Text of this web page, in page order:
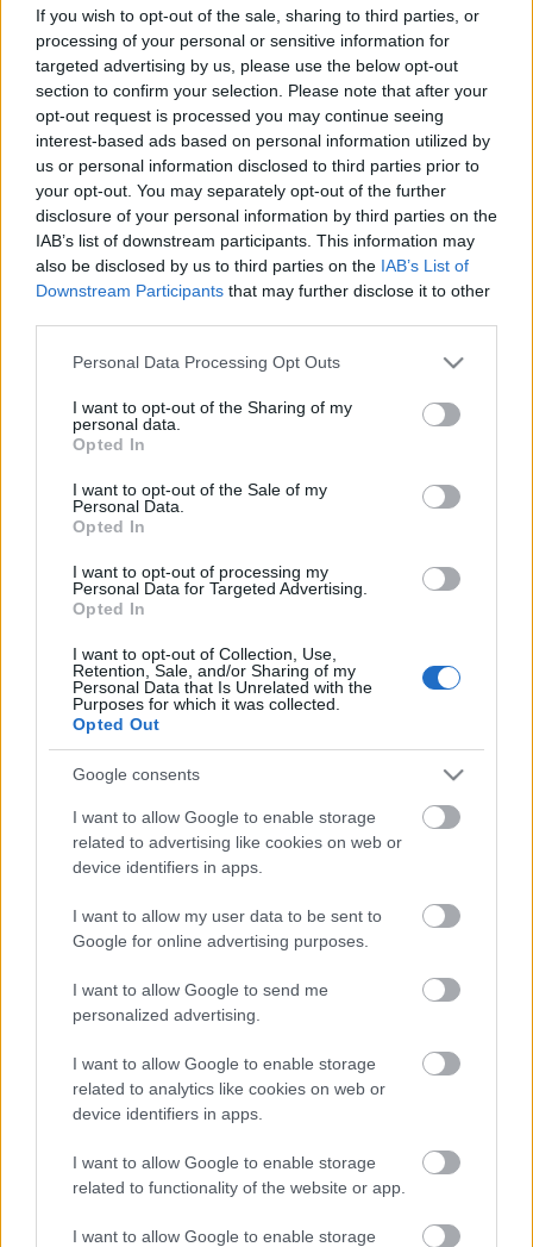
If you wish to opt-out of the sale, sharing to third parties, or
processing of your personal or sensitive information for
targeted advertising by us, please use the below opt-out
section to confirm your selection. Please note that after your
opt-out request is processed you may continue seeing
interest-based ads based on personal information utilized by
us or personal information disclosed to third parties prior to
your opt-out. You may separately opt-out of the further
disclosure of your personal information by third parties on the
IAB’s list of downstream participants. This information may
also be disclosed by us to third parties on the IAB’s List of
Downstream Participants that may further disclose it to other
Please note that this website/app uses one or more Google
not limited to your visit or usage behaviour. You may click to
grant or deny consent to Google and its third-party tags to
use your data for below specified purposes in below Google
consent section.
Personal Data Processing Opt Outs
I want to opt-out of the Sharing of my
personal data.
Opted In
I want to opt-out of the Sale of my
Personal Data.
Opted In
I want to opt-out of processing my
Personal Data for Targeted Advertising.
Opted In
I want to opt-out of Collection, Use,
Retention, Sale, and/or Sharing of my
Personal Data that Is Unrelated with the
Purposes for which it was collected.
Opted Out
Google consents
I want to allow Google to enable storage
related to advertising like cookies on web or
device identifiers in apps.
I want to allow my user data to be sent to
Google for online advertising purposes.
I want to allow Google to send me
personalized advertising.
I want to allow Google to enable storage
related to analytics like cookies on web or
device identifiers in apps.
I want to allow Google to enable storage
related to functionality of the website or app.
I want to allow Google to enable storage
Decanter World Wine Awards 2010
Octopus•2010. május 24.
Az International Wine Challenge után újabb
nagyszabású angol borverseny, a Decanter World
Wine Awards eredményei is elérhetőek. Az előző évi
teljesítményünkhöz képest bronzban javultunk (40
érem, míg tavaly mindössze 21 jött össze), az arany 5
ismét, ebből kettő regionális…
International Wine Challenge 2010
Napvilágra kerültek az eredmények a világ
legnagyobb borversenyéről. Nem mondhatni, hogy
vakon bízunk az ilyen megmérettetésekben, azonban
hála Ezerjó barátunk két évvel ezelőtti
versengés, amit komolyan vesznek, akkor az IWC-t…
Versenybor
alföldi merlot•2010. január 26.
A borászok sem mind szentek. A borversenyek
szabályai kijátszhatóak. A bizonytalan fogyasztó
bölcs tanácsadóra vágyik. És máris kész a baj. A fair
play szelleme azt kívánná, hogy borversenyen csak
kereskedelmi forgalomból beszerzett borokat
bíráljanak. De többnyire nem így…
Indul az Alkoholista Naptár
a közösségi iszákosság potenciális origoja
2009. október 06.
Újabb állomásához érkezett az alkoholista-
technológiai forradalom robogó vonata. A
szemfülesebbek már észrevehették, hiszen pár napja
működőképes és a jobb sávban a reklámcsík alatti
linkről is elérhető: elindult az Alkoholista Naptár.
Ebbe próbáljuk összegyűjteni a…